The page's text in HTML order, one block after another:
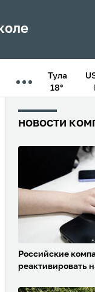
Тула
18°
НОВОСТИ
Российские
реактивировать